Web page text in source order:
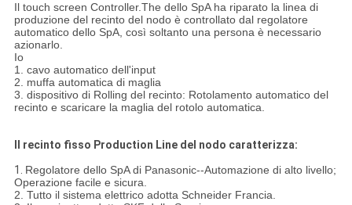
Il touch screen Controller.The dello SpA ha riparato la linea di
produzione del recinto del nodo è controllato dal regolatore
automatico dello SpA, così soltanto una persona è necessario
azionarlo.
Io
1. cavo automatico dell'input
2. muffa automatica di maglia
3. dispositivo di Rolling del recinto: Rotolamento automatico del
recinto e scaricare la maglia del rotolo automatica.
Il recinto fisso Production Line del nodo caratterizza:
1. Regolatore dello SpA di Panasonic--Automazione di alto livello;
Operazione facile e sicura.
2. Tutto il sistema elettrico adotta Schneider Francia.